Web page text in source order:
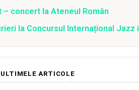
– concert la Ateneul Român
la Concursul Internațional Jazz
ARTICOLE